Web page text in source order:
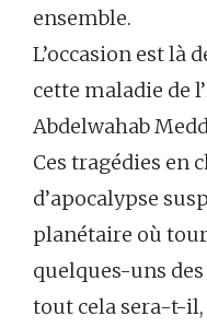
ensemble.
L’occasion est là
cette maladie de
Abdelwahab
Ces tragédies en
d’apocalypse
planétaire où
quelques-uns
tout cela sera-t-